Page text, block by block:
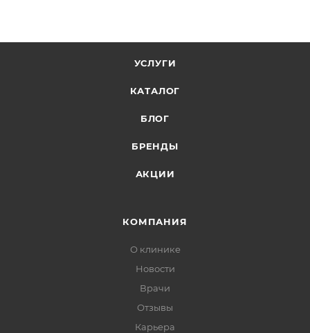
УСЛУГИ
КАТАЛОГ
БЛОГ
БРЕНДЫ
АКЦИИ
КОМПАНИЯ
О клинике
Новости
Врачи
Отзывы
Карьера